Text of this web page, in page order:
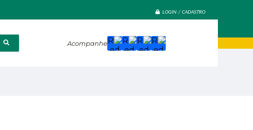
LOGIN / CADASTRO
Acompanhe